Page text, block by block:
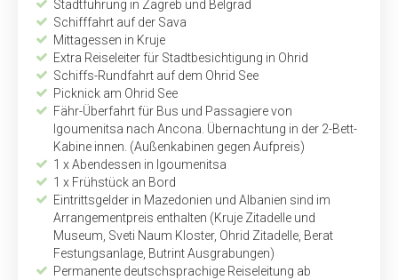
Stadtführung in Zagreb und Belgrad
Schifffahrt auf der Sava
Mittagessen in Kruje
Extra Reiseleiter für Stadtbesich­tigung in Ohrid
Schiffs-Rundfahrt auf dem Ohrid See
Picknick am Ohrid See
Fähr-Überfahrt für Bus und Passagiere von
Igoumenitsa nach Ancona. Übernachtung in der 2-Bett-
Kabine innen. (Außen­kabinen gegen Aufpreis)
1 x Abendessen in Igoumenitsa
1 x Frühstück an Bord
Eintrittsgelder in Mazedonien und Albanien sind im
Arrangementpreis enthalten (Kruje Zitadelle und
Museum, Sveti Naum Kloster, Ohrid Zitadelle, Berat
Festungs­anlage, Butrint Ausgrabungen)
Permanente deutschsprachige Reiseleitung ab